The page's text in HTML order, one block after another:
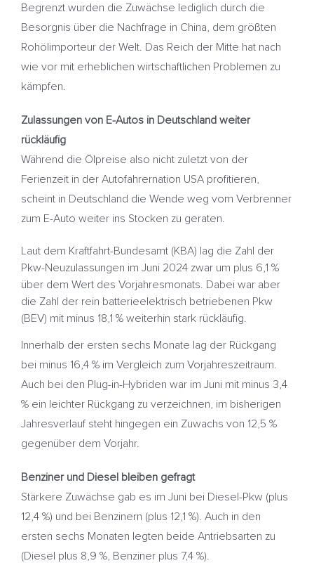
Begrenzt wurden die Zuwächse lediglich durch die
Besorgnis über die Nachfrage in China, dem größten
Rohölimporteur der Welt. Das Reich der Mitte hat nach
wie vor mit erheblichen wirtschaftlichen Problemen zu
kämpfen.
Zulassungen von E-Autos in Deutschland weiter
rückläufig
Während die Ölpreise also nicht zuletzt von der
Ferienzeit in der Autofahrernation USA profitieren,
scheint in Deutschland die Wende weg vom Verbrenner
zum E-Auto weiter ins Stocken zu geraten.
Laut dem Kraftfahrt-Bundesamt (KBA) lag die Zahl der
Pkw-Neuzulassungen im Juni 2024 zwar um plus 6,1 %
über dem Wert des Vorjahresmonats. Dabei war aber
die Zahl der rein batterieelektrisch betriebenen Pkw
(BEV) mit minus 18,1 % weiterhin stark rückläufig.
Innerhalb der ersten sechs Monate lag der Rückgang
bei minus 16,4 % im Vergleich zum Vorjahreszeitraum.
Auch bei den Plug-in-Hybriden war im Juni mit minus 3,4
% ein leichter Rückgang zu verzeichnen, im bisherigen
Jahresverlauf steht hingegen ein Zuwachs von 12,5 %
gegenüber dem Vorjahr.
Benziner und Diesel bleiben gefragt
Stärkere Zuwächse gab es im Juni bei Diesel-Pkw (plus
12,4 %) und bei Benzinern (plus 12,1 %). Auch in den
ersten sechs Monaten legten beide Antriebsarten zu
(Diesel plus 8,9 %, Benziner plus 7,4 %).